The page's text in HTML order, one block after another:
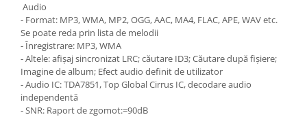
Audio
- Format: MP3, WMA, MP2, OGG, AAC, MA4, FLAC, APE, WAV etc.
Se poate reda prin lista de melodii
- Înregistrare: MP3, WMA
- Altele: afișaj sincronizat LRC; căutare ID3; Căutare după fișiere;
Imagine de album; Efect audio definit de utilizator
- Audio IC: TDA7851, Top Global Cirrus IC, decodare audio
independentă
- SNR: Raport de zgomot:=90dB